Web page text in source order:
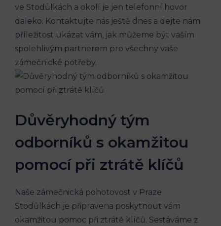
ve Stodůlkách a okolí je jen telefonní hovor
daleko. Kontaktujte nás ještě dnes a dejte nám
příležitost ukázat vám, jak můžeme být vaším
spolehlivým partnerem pro všechny vaše
zámečnické potřeby.
Důvěryhodný tým
odborníků s okamžitou
pomocí při ztrátě klíčů
Naše zámečnická pohotovost v Praze
Stodůlkách je připravena poskytnout vám
okamžitou pomoc při ztrátě klíčů. Sestáváme z